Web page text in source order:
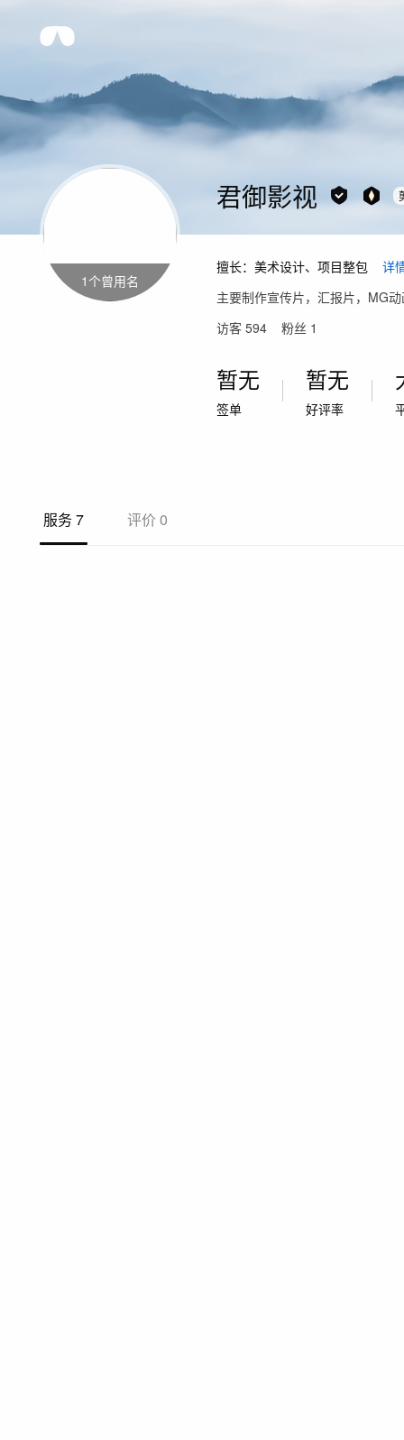
1个曾用名
君御影视
擅长： 美术设计、项目整包
详
主要制作宣传片，汇报片，MG
访客 594 粉丝 1
暂无
签单
暂无
好评率
服务7 评价 0